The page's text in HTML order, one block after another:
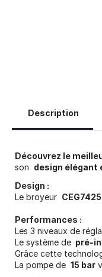
Description
Découvrez le
son design élégant
Design :
Le broyeur
Performances :
Les 3 niveaux de
Le système de pré-
Grâce cette
La pompe de 15 bar